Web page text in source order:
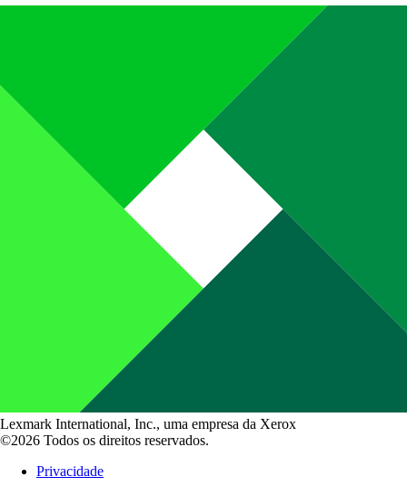
Lexmark International, Inc., uma empresa da Xerox
©2026 Todos os direitos reservados.
Privacidade